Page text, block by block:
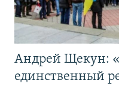
Андрей Щекун:
единственный